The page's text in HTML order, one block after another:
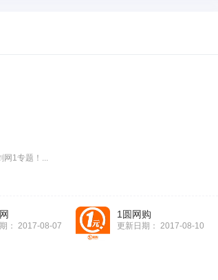
网1专题！...
： 2017-08-07
1圆网购
更新日期： 2017-08-10